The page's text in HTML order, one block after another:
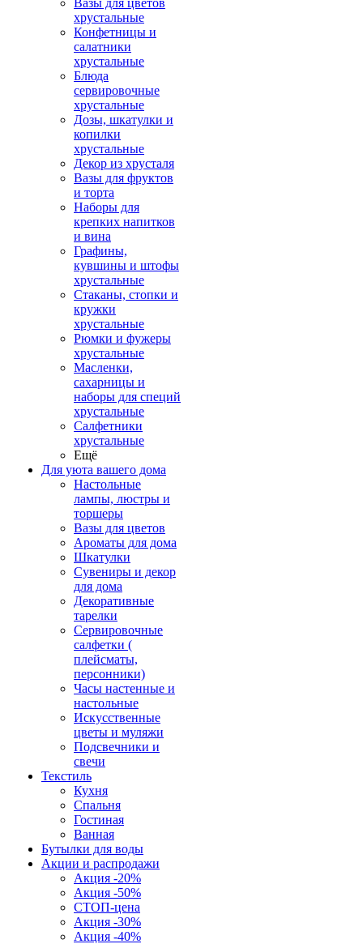
Вазы для цветов
хрустальные
Конфетницы и
салатники
хрустальные
Блюда
сервировочные
хрустальные
Дозы, шкатулки и
копилки
хрустальные
Декор из хрусталя
Вазы для фруктов
и торта
Наборы для
крепких напитков
и вина
Графины,
кувшины и штофы
хрустальные
Стаканы, стопки и
кружки
хрустальные
Рюмки и фужеры
хрустальные
Масленки,
сахарницы и
наборы для специй
хрустальные
Салфетники
хрустальные
Ещё
Для уюта вашего дома
Настольные
лампы, люстры и
торшеры
Вазы для цветов
Ароматы для дома
Шкатулки
Сувениры и декор
для дома
Декоративные
тарелки
Сервировочные
салфетки (
плейсматы,
персонники)
Часы настенные и
настольные
Искусственные
цветы и муляжи
Подсвечники и
свечи
Текстиль
Кухня
Спальня
Гостиная
Ванная
Бутылки для воды
Акции и распродажи
Акция -20%
Акция -50%
СТОП-цена
Акция -30%
Акция -40%